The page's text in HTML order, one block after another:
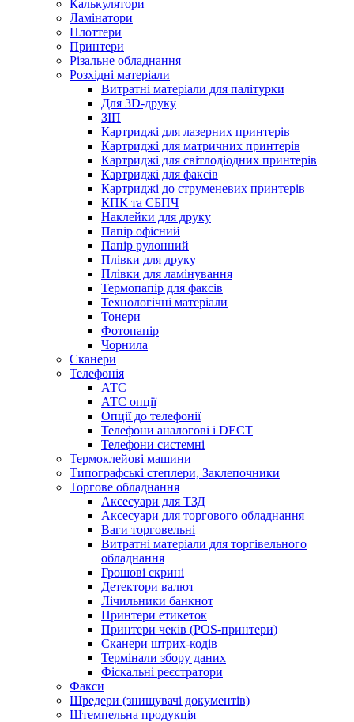
Калькулятори
Ламінатори
Плоттери
Принтери
Різальне обладнання
Розхідні матеріали
Витратні матеріали для палітурки
Для 3D-друку
ЗІП
Картриджі для лазерних принтерів
Картриджі для матричних принтерів
Картриджі для світлодіодних принтерів
Картриджі для факсів
Картриджі до струменевих принтерів
КПК та СБПЧ
Наклейки для друку
Папір офісний
Папір рулонний
Плівки для друку
Плівки для ламінування
Термопапір для факсів
Технологічні матеріали
Тонери
Фотопапір
Чорнила
Сканери
Телефонія
АТС
АТС опції
Опції до телефонії
Телефони аналогові і DECT
Телефони системні
Термоклейові машини
Типографські степлери, Заклепочники
Торгове обладнання
Аксесуари для ТЗД
Аксесуари для торгового обладнання
Ваги торговельні
Витратні матеріали для торгівельного
обладнання
Грошові скрині
Детектори валют
Лічильники банкнот
Принтери етикеток
Принтери чеків (POS-принтери)
Сканери штрих-кодів
Термінали збору даних
Фіскальні реєстратори
Факси
Шредери (знищувачі документів)
Штемпельна продукція